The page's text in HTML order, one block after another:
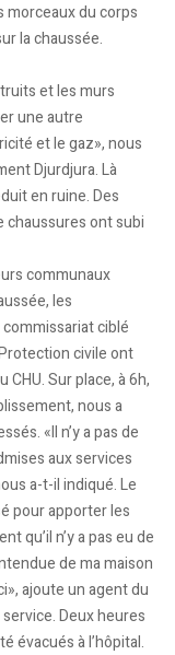
morceaux du corps
la chaussée.
et les murs
une autre
et le gaz», nous
Djurdjura. Là
en ruine. Des
chaussures ont subi
communaux
les
ciblé
civile ont
Sur place, à 6h,
nous a
«Il n’y a pas de
aux services
a-t-il indiqué. Le
pour apporter les
qu’il n’y a pas eu de
de ma maison
ajoute un agent du
Deux heures
évacués à l’hôpital.